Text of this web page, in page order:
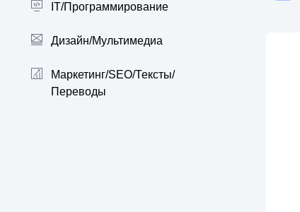
IT/Программирование
Дизайн/Мультимедиа
Маркетинг/SEO/Тексты/
Переводы